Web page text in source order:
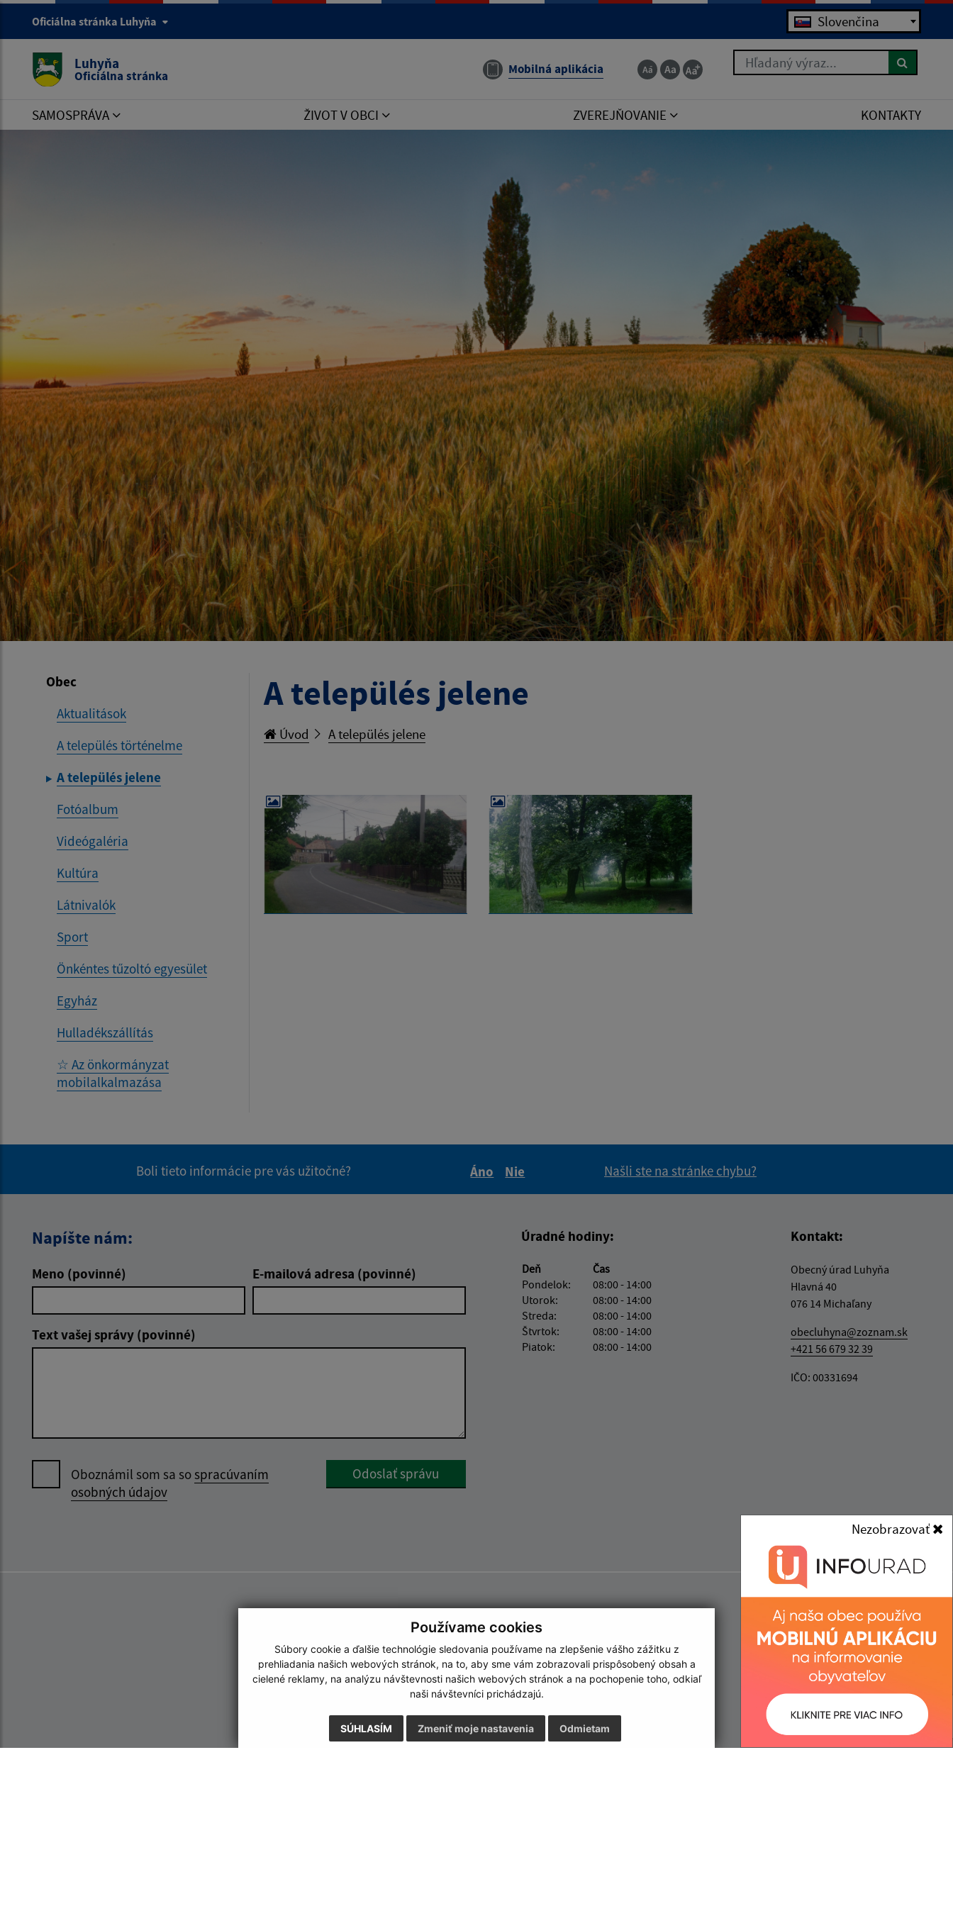
Používame cookies
Súbory cookie a ďalšie technológie sledovania používame na zlepšenie vášho zážitku z
prehliadania našich webových stránok, na to, aby sme vám zobrazovali prispôsobený obsah a
cielené reklamy, na analýzu návštevnosti našich webových stránok a na pochopenie toho, odkiaľ
naši návštevníci prichádzajú.
SÚHLASÍM Odmietam
Zmeniť moje nastavenia
ERROR:You have an error in your SQL syntax; check the manual that corresponds to your MariaDB server version for the right syntax to use near 'order by poradie
desc' at line 1!
ERROR No:
1064
Nezobrazovať
Oficiálna stránka Luhyňa Jazyk Slovenčina
Luhyňa
Oficiálna stránka Mobilná aplikácia
Hľadaný výraz...
SAMOSPRÁVA ŽIVOT V OBCI ZVEREJŇOVANIE KONTAKTY
Obec
Aktualitások
A település történelme
A település jelene
Fotóalbum
Videógaléria
Kultúra
Látnivalók
Sport
Önkéntes tűzoltó egyesület
Egyház
Hulladékszállítás
☆ Az önkormányzat
mobilalkalmazása
A település jelene
Úvod A település jelene
Boli tieto informácie pre vás užitočné?
Áno
Nie
Našli ste na stránke chybu?
Napíšte nám:
Meno (povinné) E-mailová adresa (povinné)
Text vašej správy (povinné)
Oboznámil som sa sospracúvaním
osobných údajov
Odoslať správu
Úradné hodiny:
Deň
Čas
Pondelok:
08:00 - 14:00
Utorok:
08:00 - 14:00
Streda:
08:00 - 14:00
Štvrtok:
08:00 - 14:00
Piatok:
08:00 - 14:00
Kontakt:
Obecný úrad Luhyňa
Hlavná 40
076 14 Michaľany
obecluhyna@zoznam.sk
+421 56 679 32 39
IČO: 00331694